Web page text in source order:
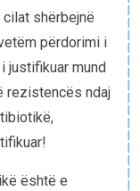
shërbejnë
përdorimi i
justifikuar mund
rezistencës ndaj
është e